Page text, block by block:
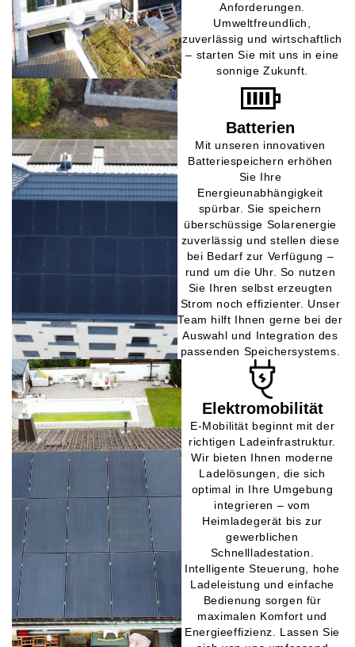
Anforderungen.
Umweltfreundlich,
zuverlässig und wirtschaftlich
– starten Sie mit uns in eine
sonnige Zukunft.
Batterien
Mit unseren innovativen
Batteriespeichern erhöhen
Sie Ihre
Energieunabhängigkeit
spürbar. Sie speichern
überschüssige Solarenergie
zuverlässig und stellen diese
bei Bedarf zur Verfügung –
rund um die Uhr. So nutzen
Sie Ihren selbst erzeugten
Strom noch effizienter. Unser
Team hilft Ihnen gerne bei der
Auswahl und Integration des
passenden Speichersystems.
Elektromobilität
E-Mobilität beginnt mit der
richtigen Ladeinfrastruktur.
Wir bieten Ihnen moderne
Ladelösungen, die sich
optimal in Ihre Umgebung
integrieren – vom
Heimladegerät bis zur
gewerblichen
Schnellladestation.
Intelligente Steuerung, hohe
Ladeleistung und einfache
Bedienung sorgen für
maximalen Komfort und
Energieeffizienz. Lassen Sie